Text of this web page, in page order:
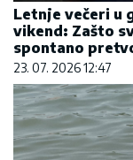
Letnje večeri u
vikend: Zašto
spontano
23. 07. 2026 12:47